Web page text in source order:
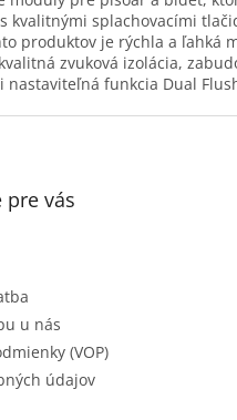
v
k
y
v
kvalitnými splachovacími
produktov je rýchla a ľahká
zvuková izolácia,
nastaviteľná funkcia Dual
vás
u nás
(VOP)
údajov